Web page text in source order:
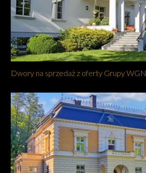
Dwory na sprzedaż z oferty Grupy WGN